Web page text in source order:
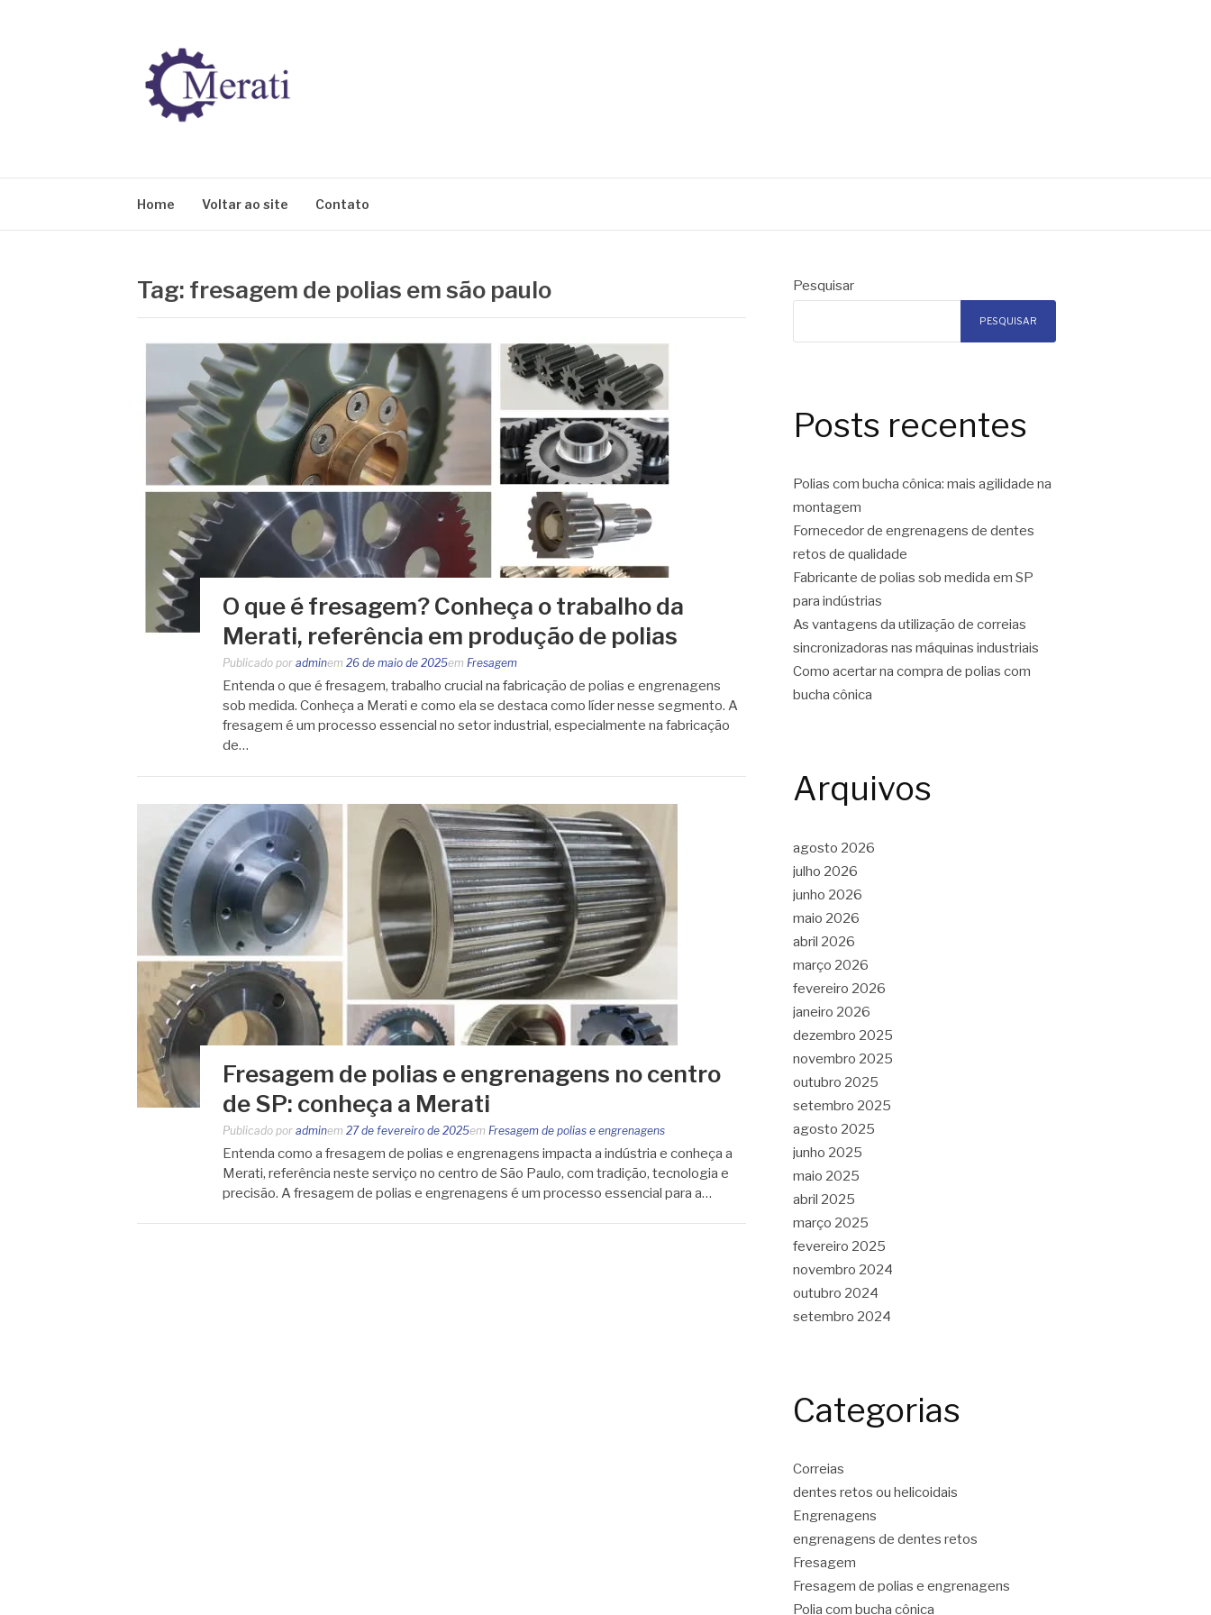
Home Voltar ao site Contato
Tag: fresagem de polias em são paulo
O que é fresagem? Conheça o trabalho da
Merati, referência em produção de polias
Publicado por adminem 26 de maio de 2025em Fresagem
Entenda o que é fresagem, trabalho crucial na fabricação de polias e engrenagens
sob medida. Conheça a Merati e como ela se destaca como líder nesse segmento. A
fresagem é um processo essencial no setor industrial, especialmente na fabricação
de…
Fresagem de polias e engrenagens no centro
de SP: conheça a Merati
Publicado por adminem 27 de fevereiro de 2025em Fresagem de polias e engrenagens
Entenda como a fresagem de polias e engrenagens impacta a indústria e conheça a
Merati, referência neste serviço no centro de São Paulo, com tradição, tecnologia e
precisão. A fresagem de polias e engrenagens é um processo essencial para a…
Pesquisar
PESQUISAR
Posts recentes
Polias com bucha cônica: mais agilidade na
montagem
Fornecedor de engrenagens de dentes
retos de qualidade
Fabricante de polias sob medida em SP
para indústrias
As vantagens da utilização de correias
sincronizadoras nas máquinas industriais
Como acertar na compra de polias com
bucha cônica
Arquivos
agosto 2026
julho 2026
junho 2026
maio 2026
abril 2026
março 2026
fevereiro 2026
janeiro 2026
dezembro 2025
novembro 2025
outubro 2025
setembro 2025
agosto 2025
junho 2025
maio 2025
abril 2025
março 2025
fevereiro 2025
novembro 2024
outubro 2024
setembro 2024
Categorias
Correias
dentes retos ou helicoidais
Engrenagens
engrenagens de dentes retos
Fresagem
Fresagem de polias e engrenagens
Polia com bucha cônica